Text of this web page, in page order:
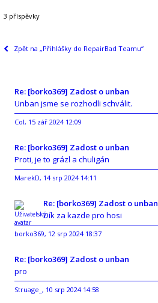
3 příspěvky
Zpět na „Přihlášky do RepairBad Teamu“
Re: [borko369] Zadost o unban
Unban jsme se rozhodli schválit.
Col, 15 zář 2024 12:09
Re: [borko369] Zadost o unban
Proti, je to grázl a chuligán
MarekD, 14 srp 2024 14:11
Re: [borko369] Zadost o unban
Dík za kazde pro hosi
borko369, 12 srp 2024 18:37
Re: [borko369] Zadost o unban
pro
Struage_ , 10 srp 2024 14:58